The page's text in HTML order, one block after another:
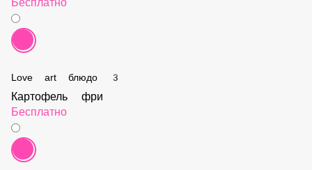
Бесплатно
Love art блюдо 2
Пицца 4 сыра